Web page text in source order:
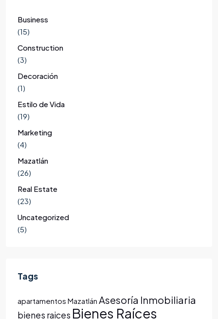
Business
(15)
Construction
(3)
Decoración
(1)
Estilo de Vida
(19)
Marketing
(4)
Mazatlán
(26)
Real Estate
(23)
Uncategorized
(5)
Tags
apartamentos Mazatlán Asesoría Inmobiliaria
bienes raices Bienes Raíces